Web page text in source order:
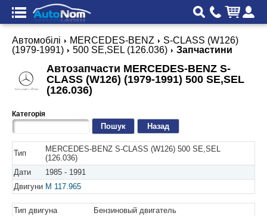
Автомобілі MERCEDES-BENZ
S-CLASS (W126)
(1979-1991)
500 SE,SEL (126.036) Запчастини
Автозапчасти MERCEDES-BENZ S-
CLASS (W126) (1979-1991) 500 SE,SEL
(126.036)
Категорія
Назад
Тип
MERCEDES-BENZ S-CLASS (W126) 500 SE,SEL
(126.036)
Дати
1985 - 1991
Двигуни M 117.965
Тип двигуна
Бензиновый двигатель